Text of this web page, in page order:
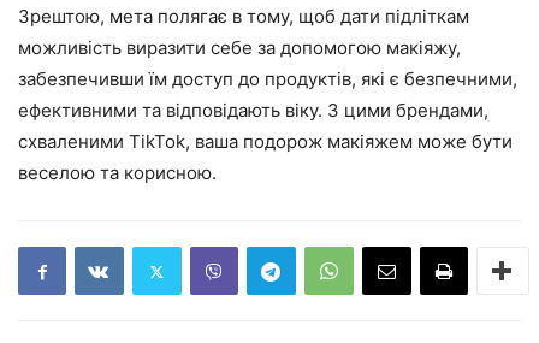
Зрештою, мета полягає в тому, щоб дати підліткам
можливість виразити себе за допомогою макіяжу,
забезпечивши їм доступ до продуктів, які є безпечними,
ефективними та відповідають віку. З цими брендами,
схваленими TikTok, ваша подорож макіяжем може бути
веселою та корисною.